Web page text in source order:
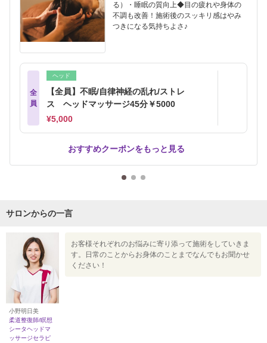
る）・睡眠の質向上◆目の疲れや身体の
不調も改善！施術後のスッキリ感はやみ
つきになる気持ちよさ♪
全
員
ヘッド
【全員】不眠/自律神経の乱れ/ストレ
ス ヘッドマッサージ45分￥5000
¥5,000
おすすめクーポンをもっと見る
サロンからの一言
小野明日美
柔道整復師/瞑想
シータヘッドマ
ッサージセラピ
お客様それぞれのお悩みに寄り添って施術をしていきま
す。日常のことからお身体のことまでなんでもお聞かせ
ください！